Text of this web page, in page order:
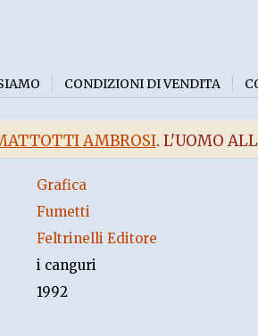
CONDIZIONI DI VENDITA
AMBROSI. L'UOMO
Grafica
Fumetti
Feltrinelli Editore
i canguri
1992